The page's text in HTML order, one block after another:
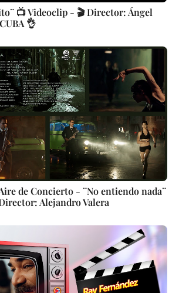
📺 Videoclip - 🎬 Director: Ángel
👌
de Concierto - ¨No entiendo nada¨
Alejandro Valera